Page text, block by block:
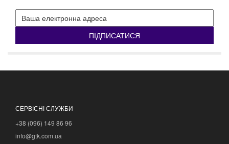
ПІДПИСАТИСЯ
СЕРВІСНІ СЛУЖБИ
+38 (096) 149 86 96
info@gtk.com.ua